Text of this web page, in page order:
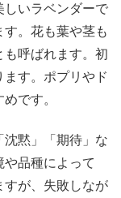
しいラベンダーで
。花も葉や茎も
呼ばれます。初
す。ポプリやド
です。
黙」「期待」な
品種によって
すが、失敗しなが